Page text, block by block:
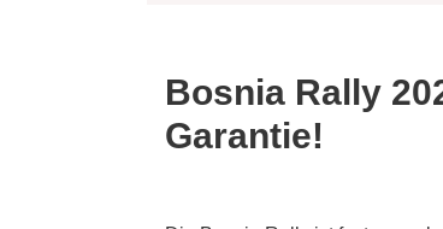
Bosnia Rally
Garantie!